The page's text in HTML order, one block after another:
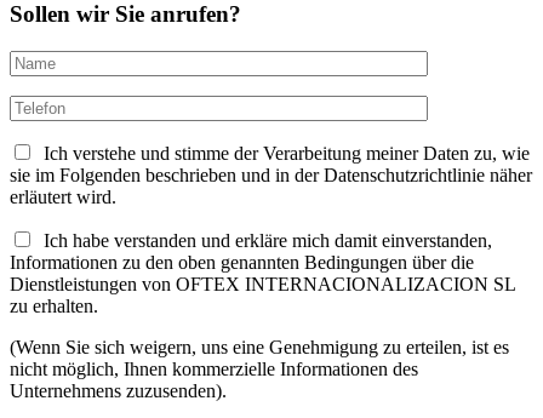
Sollen wir Sie anrufen?
Ich verstehe und stimme der Verarbeitung meiner Daten zu, wie
sie im Folgenden beschrieben und in der Datenschutzrichtlinie näher
erläutert wird.
Ich habe verstanden und erkläre mich damit einverstanden,
Informationen zu den oben genannten Bedingungen über die
Dienstleistungen von OFTEX INTERNACIONALIZACION SL
zu erhalten.
(Wenn Sie sich weigern, uns eine Genehmigung zu erteilen, ist es
nicht möglich, Ihnen kommerzielle Informationen des
Unternehmens zuzusenden).